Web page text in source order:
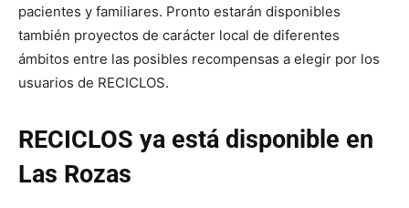
pacientes y familiares. Pronto estarán disponibles
también proyectos de carácter local de diferentes
ámbitos entre las posibles recompensas a elegir por los
usuarios de RECICLOS.
RECICLOS ya está disponible en
Las Rozas